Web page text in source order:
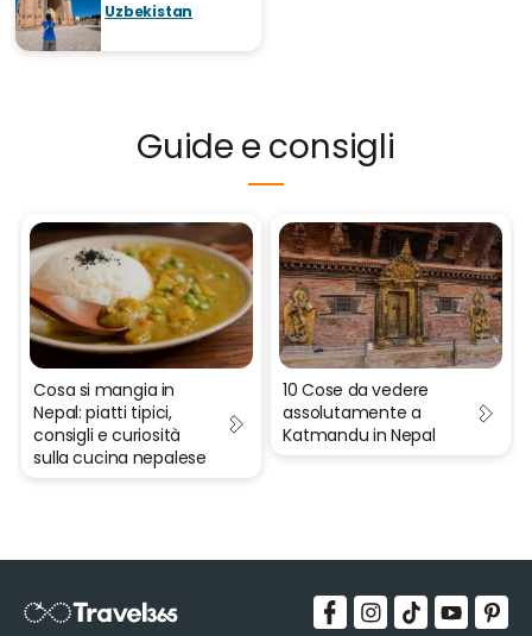
Uzbekistan
Guide e consigli
Cosa si mangia in
Nepal: piatti tipici,
consigli e curiosità
sulla cucina nepalese
10 Cose da vedere
assolutamente a
Katmandu in Nepal